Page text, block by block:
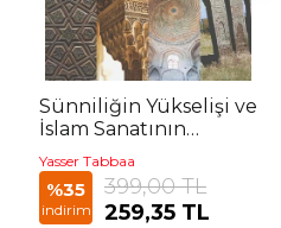
Sünniliğin Yükselişi ve
İslam Sanatının
Dönüşümü
Yasser Tabbaa
%35
indirim
399,00 TL
259,35 TL